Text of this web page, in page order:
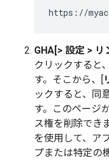
https://
GHA [> 設定 > リ
クリックすると、
す。そこから、[
ックすると、同
す。このページ
ス権を削除でき
を使用して、ア
プまたは特定の